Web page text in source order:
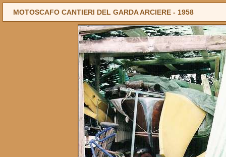
MOTOSCAFO CANTIERI DEL GARDA ARCIERE - 1958